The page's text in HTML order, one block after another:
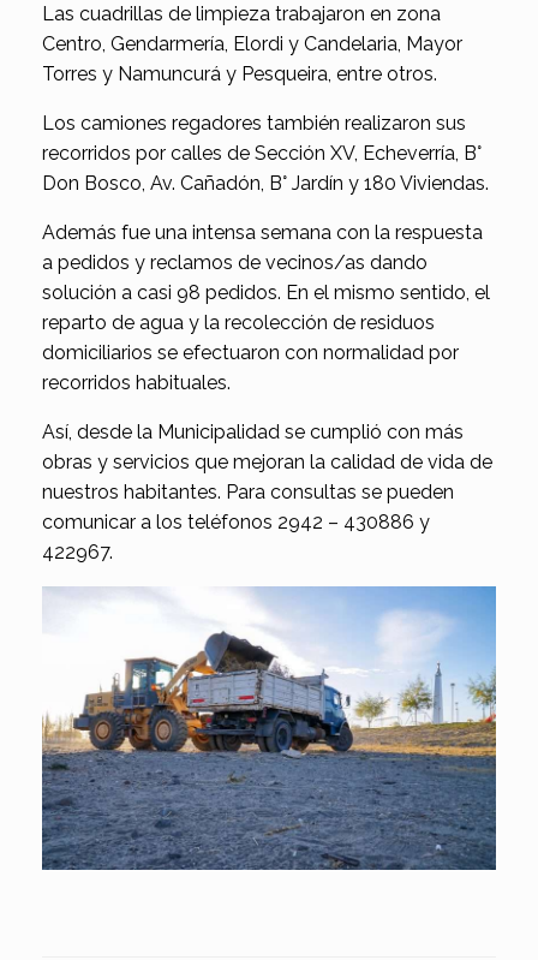
Las cuadrillas de limpieza trabajaron en zona
Centro, Gendarmería, Elordi y Candelaria, Mayor
Torres y Namuncurá y Pesqueira, entre otros.
Los camiones regadores también realizaron sus
recorridos por calles de Sección XV, Echeverría, B°
Don Bosco, Av. Cañadón, B° Jardín y 180 Viviendas.
Además fue una intensa semana con la respuesta
a pedidos y reclamos de vecinos/as dando
solución a casi 98 pedidos. En el mismo sentido, el
reparto de agua y la recolección de residuos
domiciliarios se efectuaron con normalidad por
recorridos habituales.
Así, desde la Municipalidad se cumplió con más
obras y servicios que mejoran la calidad de vida de
nuestros habitantes. Para consultas se pueden
comunicar a los teléfonos 2942 – 430886 y
422967.